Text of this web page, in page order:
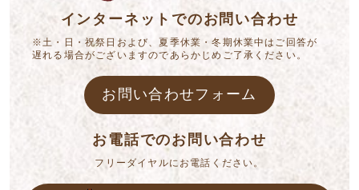
インターネットでのお問い合わせ
※土・日・祝祭日および、夏季休業・冬期休業中はご回答が
遅れる場合がございますのであらかじめご了承ください。
お問い合わせフォーム
お電話でのお問い合わせ
フリーダイヤルにお電話ください。